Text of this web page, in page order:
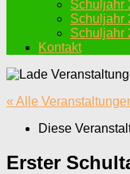
Schuljahr
Schuljahr
Schuljahr
Kontakt
« Alle
Diese
Erster